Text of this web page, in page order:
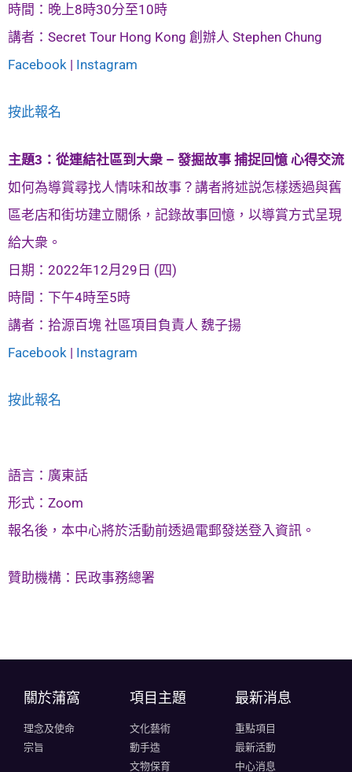
時間：晚上8時30分至10時
講者：Secret Tour Hong Kong 創辦人 Stephen Chung
Facebook | Instagram
按此報名
主題3：從連結社區到大衆 – 發掘故事 捕捉回憶 心得交流
如何為導賞尋找人情味和故事？講者將述説怎樣透過與舊
區老店和街坊建立關係，記錄故事回憶，以導賞方式呈現
給大衆。
日期：2022年12月29日 (四)
時間：下午4時至5時
講者：拾源百塊 社區項目負責人 魏子揚
Facebook | Instagram
按此報名
語言：廣東話
形式：Zoom
報名後，本中心將於活動前透過電郵發送登入資訊。
贊助機構：民政事務總署
關於蒲窩​
理念及使命
宗旨
項目主題
文化藝術
動手造
文物保育
最新消息
重點項目
最新活動
中心消息